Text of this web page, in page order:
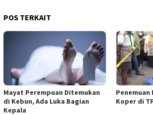
POS TERKAIT
Mayat Perempuan Ditemukan
di Kebun, Ada Luka Bagian
Kepala
Penemuan
Koper di